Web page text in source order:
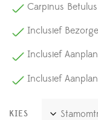
Carpinus
Inclusief
Inclusief
Inclusief
KIES